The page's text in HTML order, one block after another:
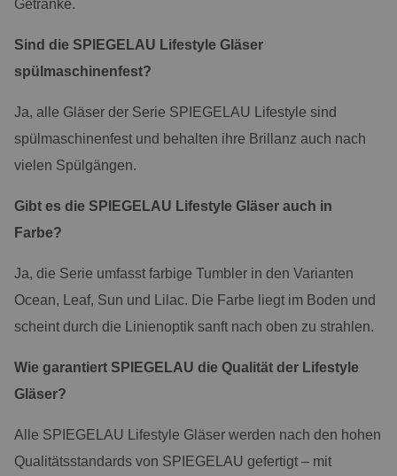
Getränke.
Sind die SPIEGELAU Lifestyle Gläser
spülmaschinenfest?
Ja, alle Gläser der Serie SPIEGELAU Lifestyle sind
spülmaschinenfest und behalten ihre Brillanz auch nach
vielen Spülgängen.
Gibt es die SPIEGELAU Lifestyle Gläser auch in
Farbe?
Ja, die Serie umfasst farbige Tumbler in den Varianten
Ocean, Leaf, Sun und Lilac. Die Farbe liegt im Boden und
scheint durch die Linienoptik sanft nach oben zu strahlen.
Wie garantiert SPIEGELAU die Qualität der Lifestyle
Gläser?
Alle SPIEGELAU Lifestyle Gläser werden nach den hohen
Qualitätsstandards von SPIEGELAU gefertigt – mit